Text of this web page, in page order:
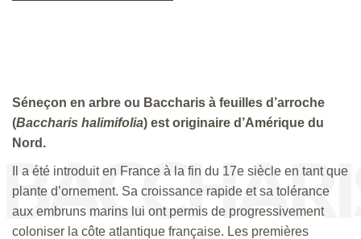
Séneçon en arbre ou Baccharis à feuilles d’arroche
(Baccharis halimifolia) est originaire d’Amérique du
Nord.
Il a été introduit en France à la fin du 17e siècle en tant que
plante d’ornement. Sa croissance rapide et sa tolérance
aux embruns marins lui ont permis de progressivement
coloniser la côte atlantique française. Les premières